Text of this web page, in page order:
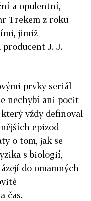
a opulentní,
Trekem z roku
jimiž
J. J.
prvky seriál
nechybí ani pocit
vždy definoval
epizod
o tom, jak se
s biologií,
do omamných
čas.